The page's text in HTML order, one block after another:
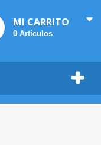
MI CARRITO
0 Artículos